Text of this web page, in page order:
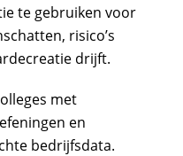
te gebruiken voor
risico’s
drijft.
met
en
bedrijfsdata.